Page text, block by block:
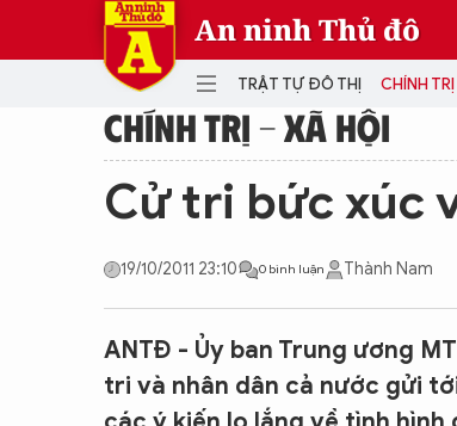
An ninh Thủ đô
TRẬT TỰ ĐÔ THỊ CHÍNH
THẾ GIỚI
Quân sự
THÀNH PHỐ THÔNG MINH
THỂ THAO
KINH DOANH
CHÍNH TRỊ - XÃ HỘI
Cử tri bức xúc
19/10/2011 23:10 0 bình luận Thành Nam
ANTĐ - Ủy ban Trung ương
tri và nhân dân cả nước gửi